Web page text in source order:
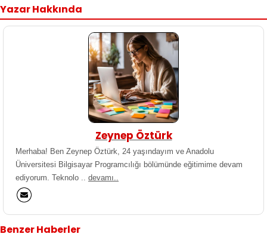
Yazar Hakkında
Zeynep Öztürk
Merhaba! Ben Zeynep Öztürk, 24 yaşındayım ve Anadolu
Üniversitesi Bilgisayar Programcılığı bölümünde eğitimime devam
ediyorum. Teknolo .. devamı..
Benzer Haberler